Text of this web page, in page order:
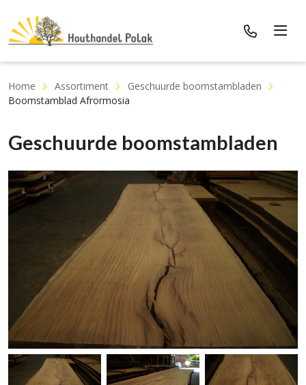
Home Assortiment
Geschuurde boomstambladen
Boomstamblad Afrormosia
Geschuurde boomstambladen